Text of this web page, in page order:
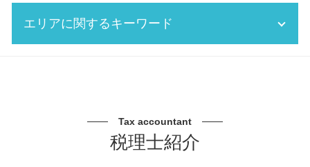
追徴課税 個人
記帳代行とは
仮想通貨 確定申告
個人事業主 税金対策
税務調査 流れ
企業 経営計画
資金繰り 重要性
中期 経営計画 必要性
エリアに関するキーワード
事業承継 税理士 相談 愛知県
銀行対策 税理士 相談 岐阜県
記帳代行 税理士 相談 東海市
Tax accountant
税理士紹介